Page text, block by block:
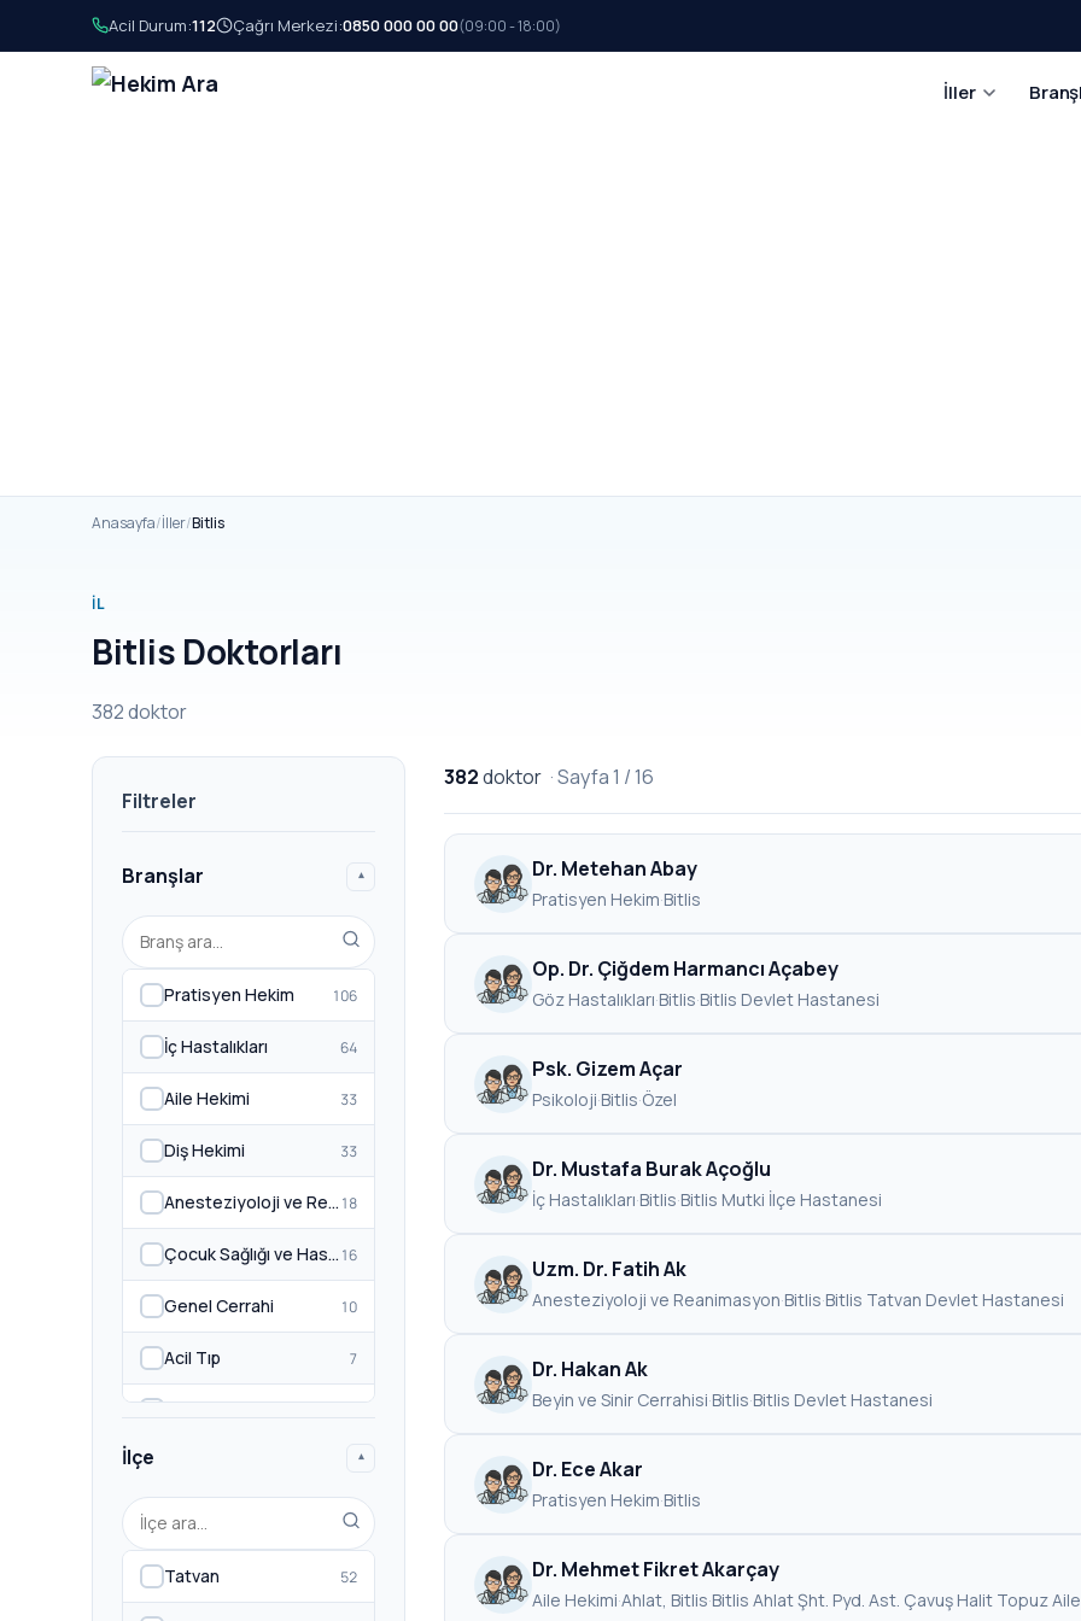
Acil Durum:112 Çağrı Merkezi:0850 000 00 00(09:00 - 18:00)
İller
Anasayfa/İller/Bitlis
İL
Bitlis Doktorları
382 doktor
Filtreler
Branşlar ▾
Pratisyen Hekim 106
İç Hastalıkları 64
Aile Hekimi 33
Diş Hekimi 33
Anesteziyoloji ve Reanimasyon 18
Çocuk Sağlığı ve Hastalıkları 16
Genel Cerrahi 10
Acil Tıp 7
Enfeksiyon Hastalıkları
7
Radyoloji
İlçe ▾
Tatvan 52
382doktor · Sayfa 1 / 16
Dr. Metehan Abay
Pratisyen Hekim·Bitlis
Op. Dr. Çiğdem Harmancı Açabey
Göz Hastalıkları·Bitlis·Bitlis Devlet Hastanesi
Psk. Gizem Açar
Psikoloji·Bitlis·Özel
Dr. Mustafa Burak Açoğlu
İç Hastalıkları·Bitlis·Bitlis Mutki İlçe Hastanesi
Uzm. Dr. Fatih Ak
Anesteziyoloji ve Reanimasyon·Bitlis·Bitlis Tatvan Devlet Hastanesi
Dr. Hakan Ak
Beyin ve Sinir Cerrahisi·Bitlis·Bitlis Devlet Hastanesi
Dr. Ece Akar
Pratisyen Hekim·Bitlis
Dr. Mehmet Fikret Akarçay
Aile Hekimi·Ahlat, Bitlis·Bitlis Ahlat Şht. Pyd. Ast. Çavuş Halit Topuz Aile